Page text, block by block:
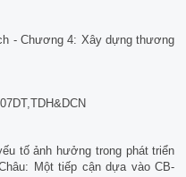
- Chương 4: Xây dựng thương
tố ảnh hưởng trong phát triển
Một tiếp cận dựa vào CB-